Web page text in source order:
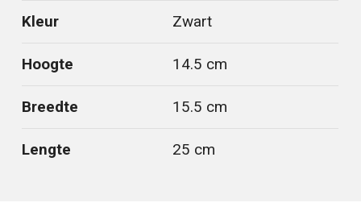
Kleur Zwart
Hoogte 14.5 cm
Breedte 15.5 cm
Lengte 25 cm